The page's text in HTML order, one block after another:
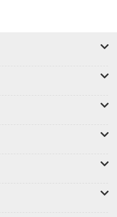
員集合！
想像力，勾勒出一個
阿管教你更多小撇
圖、比例的變化，就
喔！